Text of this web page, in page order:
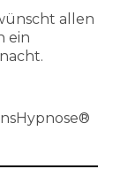
allen
ein